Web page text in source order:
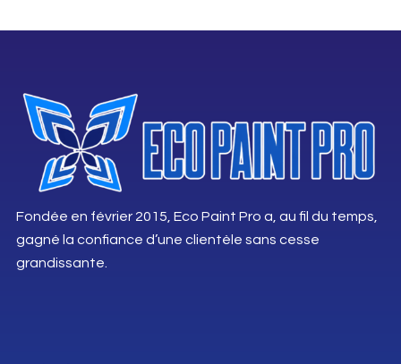
Fondée en février 2015, Eco Paint Pro a, au fil du temps,
gagné la confiance d’une clientèle sans cesse
grandissante.